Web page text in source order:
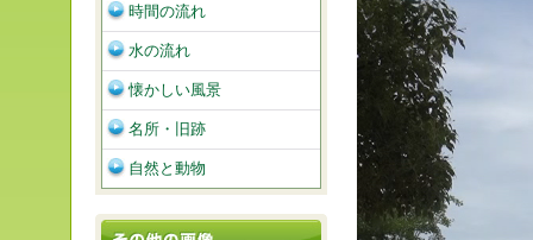
時間の流れ
水の流れ
懐かしい風景
名所・旧跡
自然と動物